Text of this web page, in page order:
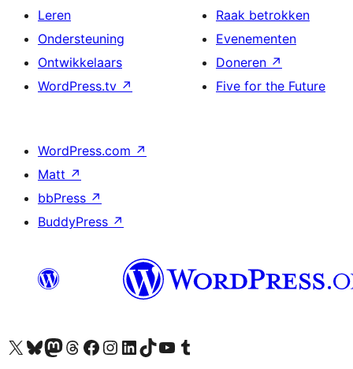
Leren
Ondersteuning
Ontwikkelaars
WordPress.tv ↗
Raak betrokken
Evenementen
Doneren ↗
Five for the Future
WordPress.com ↗
Matt ↗
bbPress ↗
BuddyPress ↗
Bezoek ons X (voorheen Twitter) account
Bezoek ons Bluesky account
Bezoek ons Mastodon account
Bezoek ons Threads account
Onze Facebook pagina bezoeken
Bezoek ons Instagram account
Bezoek ons LinkedIn account
Bezoek ons TikTok account
Bezoek ons YouTube kanaalBezoek ons Tumblr account